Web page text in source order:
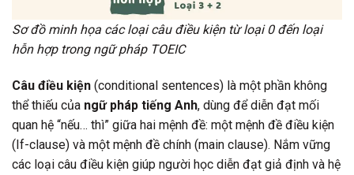
Sơ đồ minh họa các loại câu điều kiện từ loại 0 đến loại
hỗn hợp trong ngữ pháp TOEIC
Câu điều kiện (conditional sentences) là một phần không
thể thiếu của ngữ pháp tiếng Anh, dùng để diễn đạt mối
quan hệ “nếu… thì” giữa hai mệnh đề: một mệnh đề điều kiện
(If-clause) và một mệnh đề chính (main clause). Nắm vững
các loại câu điều kiện giúp người học diễn đạt giả định và hệ